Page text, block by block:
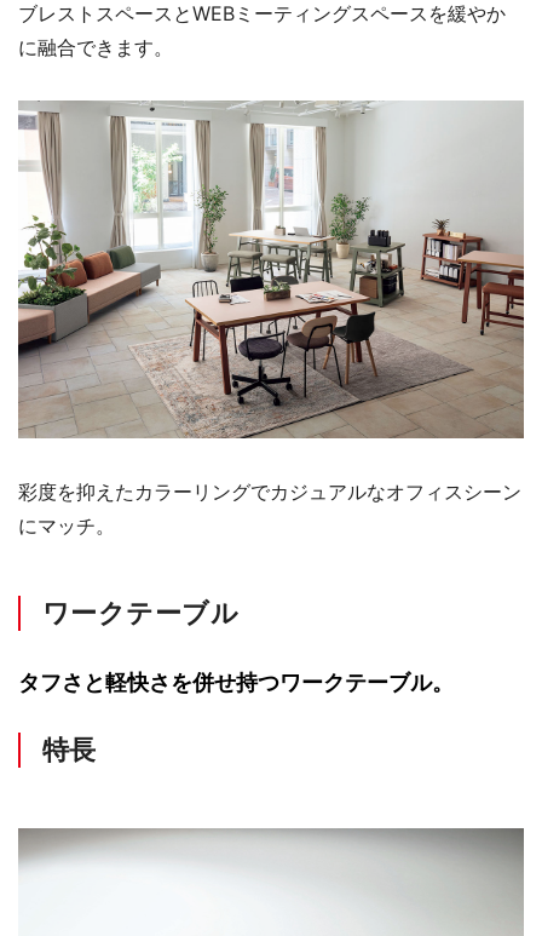
ブレストスペースとWEBミーティングスペースを緩やか
に融合できます。
彩度を抑えたカラーリングでカジュアルなオフィスシーン
にマッチ。
ワークテーブル
タフさと軽快さを併せ持つワークテーブル。
特長